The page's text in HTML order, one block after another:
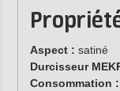
Aspect : satiné
Durcisseur
Consommation :